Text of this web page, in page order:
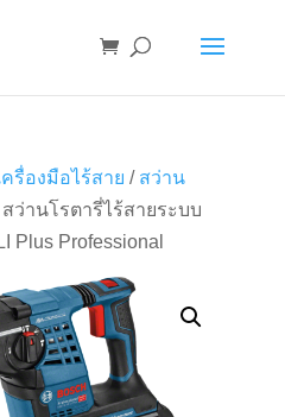
ครื่องมือไร้สาย / สว่าน
สว่านโรตารี่ไร้สายระบบ
Plus Professional